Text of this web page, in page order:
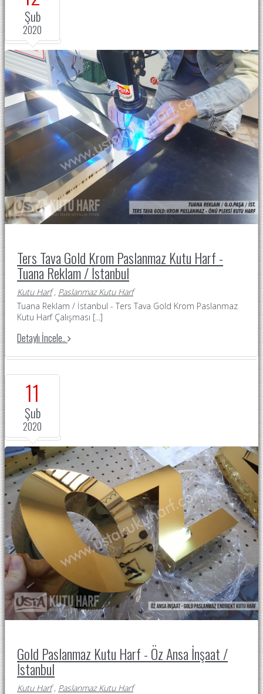
Şub
2020
Ters Tava Gold Krom Paslanmaz Kutu Harf -
Tuana Reklam / İstanbul
Kutu Harf, Paslanmaz Kutu Harf
Tuana Reklam / İstanbul - Ters Tava Gold Krom Paslanmaz
Kutu Harf Çalışması [...]
Detaylı İncele..
11
Şub
2020
Gold Paslanmaz Kutu Harf - Öz Ansa İnşaat /
İstanbul
Kutu Harf, Paslanmaz Kutu Harf